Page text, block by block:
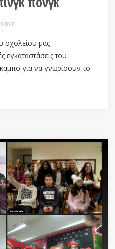
σχολείου μας
εγκαταστάσεις του
για να γνωρίσουν το